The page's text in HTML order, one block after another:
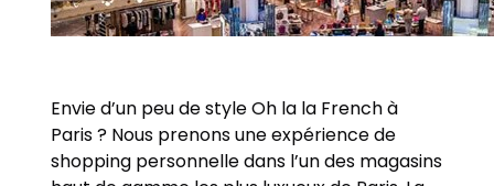
Envie d’un peu de style Oh la la French à
Paris ? Nous prenons une expérience de
shopping personnelle dans l’un des magasins